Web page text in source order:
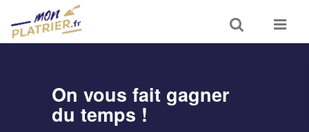
Toggle
search
Toggle
On vous fait gagner
du temps !